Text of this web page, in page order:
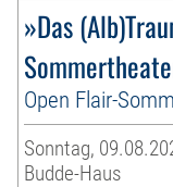
»Das
Open Flair-
Sonntag,
Budde-Haus